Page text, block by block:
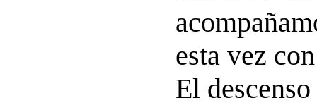
esta vez
El